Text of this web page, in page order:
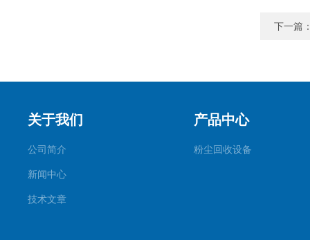
下一篇
关于我们
公司简介
新闻中心
技术文章
产品中心
粉尘回收设备